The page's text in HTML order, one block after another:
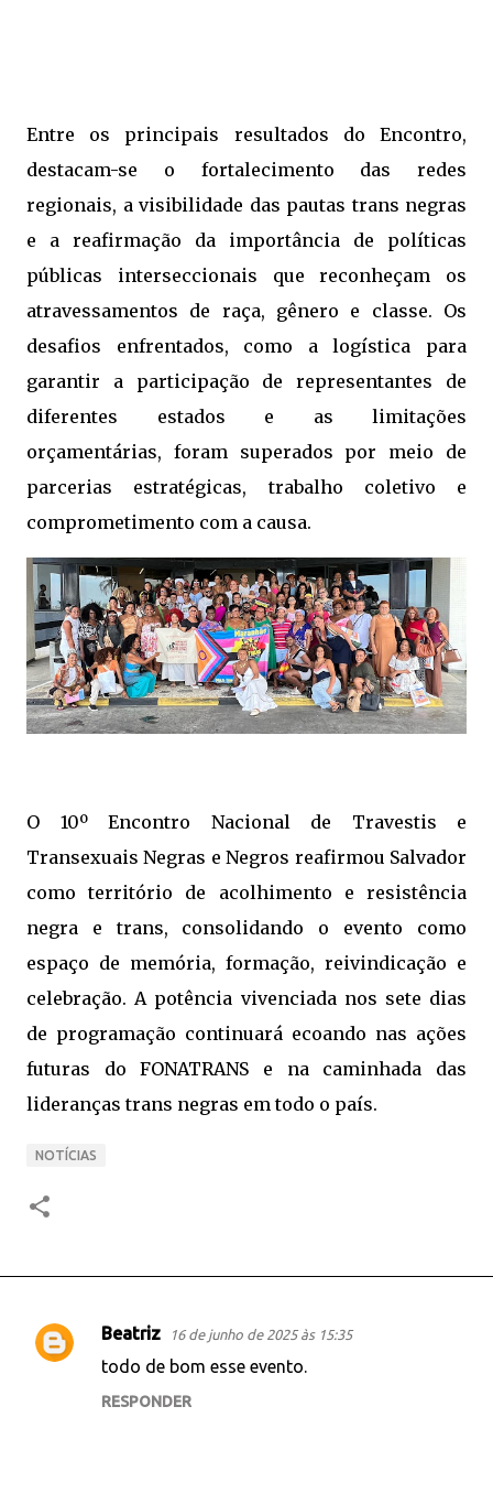
Entre os principais resultados do Encontro,
destacam-se o fortalecimento das redes
regionais, a visibilidade das pautas trans negras
e a reafirmação da importância de políticas
públicas interseccionais que reconheçam os
atravessamentos de raça, gênero e classe. Os
desafios enfrentados, como a logística para
garantir a participação de representantes de
diferentes estados e as limitações
orçamentárias, foram superados por meio de
parcerias estratégicas, trabalho coletivo e
comprometimento com a causa.
O 10º Encontro Nacional de Travestis e
Transexuais Negras e Negros reafirmou Salvador
como território de acolhimento e resistência
negra e trans, consolidando o evento como
espaço de memória, formação, reivindicação e
celebração. A potência vivenciada nos sete dias
de programação continuará ecoando nas ações
futuras do FONATRANS e na caminhada das
lideranças trans negras em todo o país.
NOTÍCIAS
C
Beatriz 16 de junho de 2025 às 15:35
todo de bom esse evento.
RESPONDER